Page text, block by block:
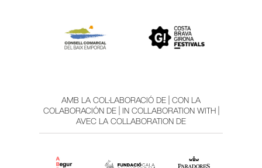
AMB LA COL·LABORACIÓ DE | CON LA
COLABORACIÓN DE | IN COLLABORATION WITH |
AVEC LA COLLABORATION DE